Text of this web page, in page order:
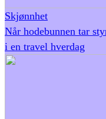
Skjønnhet
Når hodebunnen tar
i en travel hverdag